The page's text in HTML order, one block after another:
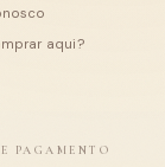
aqui?
PAGAMENTO